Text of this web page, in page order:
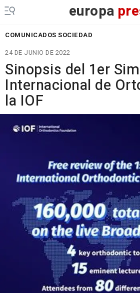
europa
COMUNICADOS SOCIEDAD
24 DE JUNIO DE 2022
Sinopsis del 1er
Internacional de
la IOF